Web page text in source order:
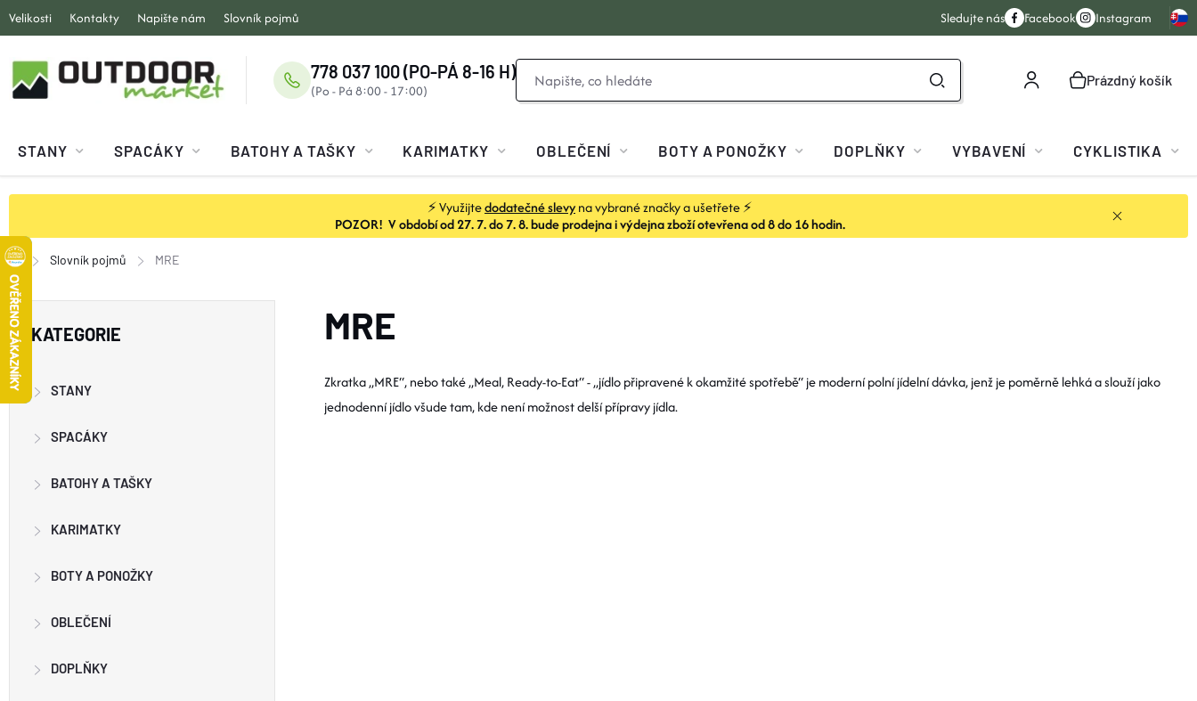
Přejít
na
obsah
⚡ Využijtedodatečné slevyna vybrané značky a ušetřete ⚡
POZOR! V období od 27. 7. do 7. 8. bude prodejna i výdejna zboží otevřena od 8 do 16 hodin.
Velikosti Kontakty Napište nám Slovník pojmů Sledujte nás Facebook Instagram
NÁKUPNÍ
Prázdný košík
778 037 100 (PO-PÁ 8-16 H)
STANY SPACÁKY BATOHY A TAŠKY KARIMATKY OBLEČENÍ BOTY A PONOŽKY DOPLŇKY VYBAVENÍ CYKLISTIKA
Domů
Slovník pojmů MRE
P
O
S
Přeskočit
kategorie
KATEGORIE
STANY
SPACÁKY
BATOHY A TAŠKY
KARIMATKY
BOTY A PONOŽKY
OBLEČENÍ
DOPLŇKY
MRE
Zkratka „MRE“, nebo také „Meal, Ready-to-Eat“ - „jídlo připravené k okamžité spotřebě“ je moderní polní jídelní dávka, jenž je poměrně lehká a slouží jako
jednodenní jídlo všude tam, kde není možnost delší přípravy jídla.